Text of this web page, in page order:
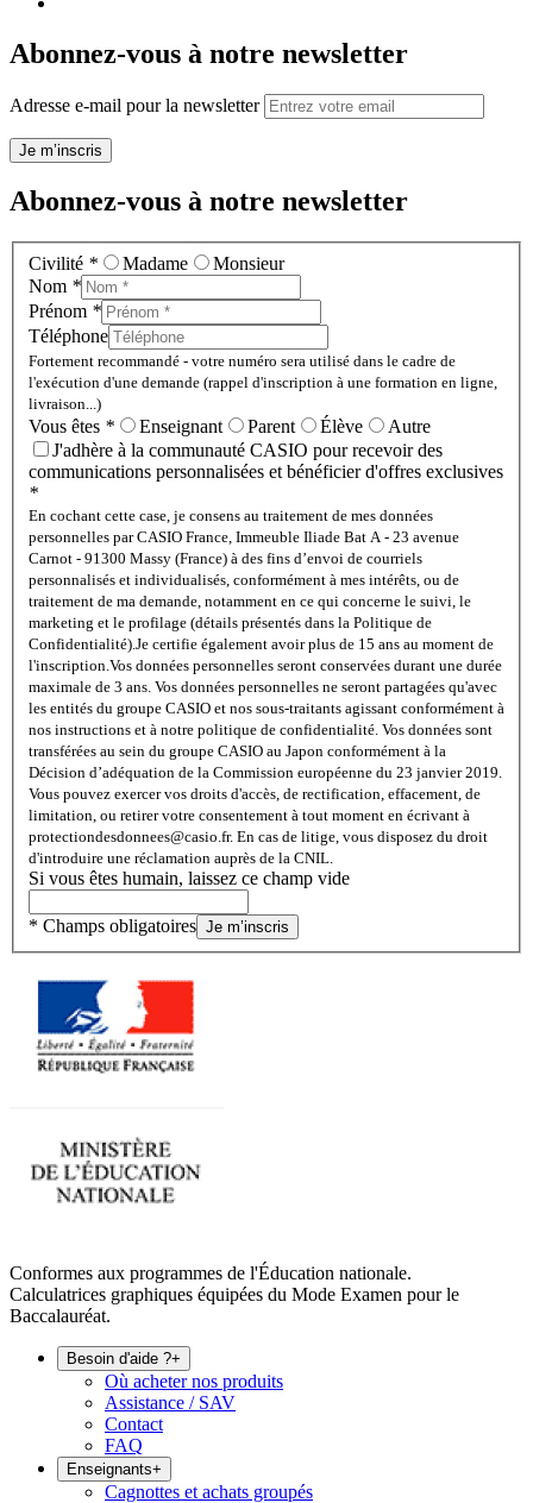
Abonnez-vous à notre newsletter
Adresse e-mail pour la newsletter
Je m’inscris
Abonnez-vous à notre newsletter
Civilité * Madame
Monsieur
Nom *
Prénom *
Téléphone
Fortement recommandé - votre numéro sera utilisé dans le cadre de
l'exécution d'une demande (rappel d'inscription à une formation en ligne,
livraison...)
Vous êtes * Enseignant Parent Élève
Autre
J'adhère à la communauté CASIO pour recevoir des
communications personnalisées et bénéficier d'offres exclusives
*
En cochant cette case, je consens au traitement de mes données
personnelles par CASIO France, Immeuble Iliade Bat A - 23 avenue
Carnot - 91300 Massy (France) à des fins d’envoi de courriels
personnalisés et individualisés, conformément à mes intérêts, ou de
traitement de ma demande, notamment en ce qui concerne le suivi, le
marketing et le profilage (détails présentés dans la Politique de
Confidentialité). Je certifie également avoir plus de 15 ans au moment de
l'inscription. Vos données personnelles seront conservées durant une durée
maximale de 3 ans. Vos données personnelles ne seront partagées qu'avec
les entités du groupe CASIO et nos sous-traitants agissant conformément à
nos instructions et à notre politique de confidentialité. Vos données sont
transférées au sein du groupe CASIO au Japon conformément à la
Décision d’adéquation de la Commission européenne du 23 janvier 2019.
Vous pouvez exercer vos droits d'accès, de rectification, effacement, de
limitation, ou retirer votre consentement à tout moment en écrivant à
protectiondesdonnees@casio.fr. En cas de litige, vous disposez du droit
d'introduire une réclamation auprès de la CNIL.
Si vous êtes humain, laissez ce champ vide
* Champs obligatoires Je m’inscris
Conformes aux programmes de l'Éducation nationale.
Calculatrices graphiques équipées du Mode Examen pour le
Baccalauréat.
Besoin d'aide ?+
Où acheter nos produits
Assistance / SAV
Contact
FAQ
Enseignants+
Cagnottes et achats groupés